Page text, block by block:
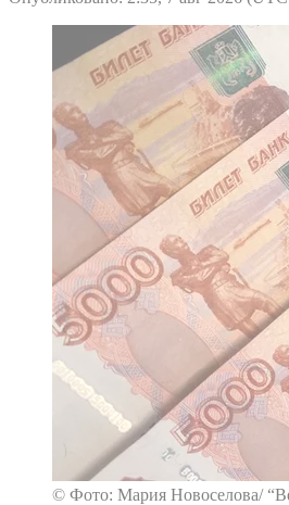
© Фото: Мария Новоселова/